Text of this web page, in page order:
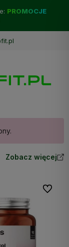
PROMOCJE
Zobacz więcej
Do